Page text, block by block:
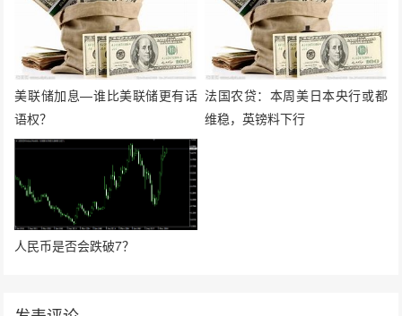
美联储加息—谁比美联储更有话
语权？
法国农贷：本周美日本央行或都
维稳，英镑料下行
人民币是否会跌破7？